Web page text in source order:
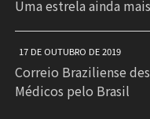
Uma estrela ainda
17 DE OUTUBRO DE 2019
Correio Braziliense
Médicos pelo Brasil